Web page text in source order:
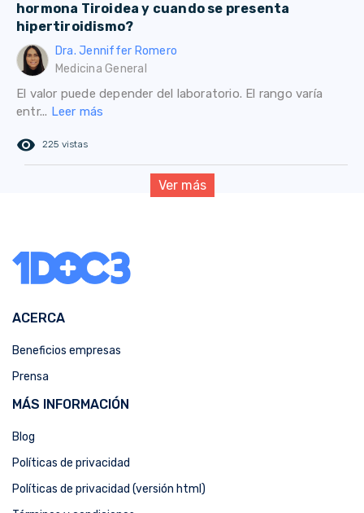
hormona Tiroidea y cuando se presenta
hipertiroidismo?
Dra. Jenniffer Romero
Medicina General
El valor puede depender del laboratorio. El rango varía
entr... Leer más
remove_red_eye 225 vistas
Ver más
ACERCA
Beneficios empresas
Prensa
MÁS INFORMACIÓN
Blog
Políticas de privacidad
Políticas de privacidad (versión html)